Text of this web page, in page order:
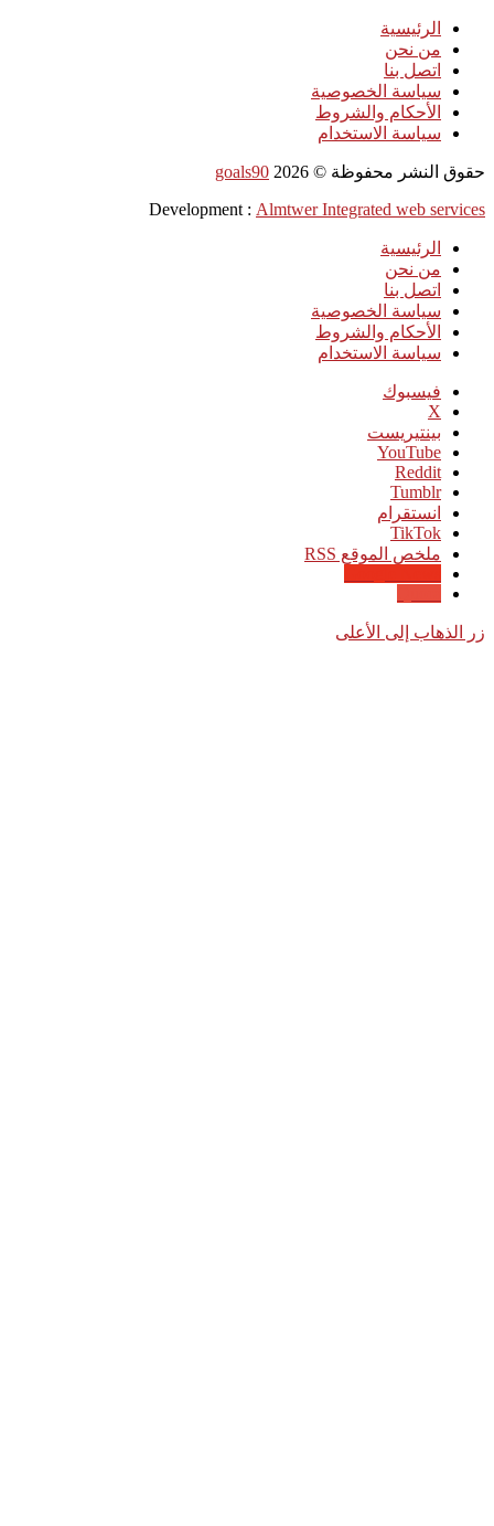
الرئيسية
من نحن
اتصل بنا
سياسة الخصوصية
الأحكام والشروط
سياسة الاستخدام
حقوق النشر محفوظة © goals90 2026
Development : Almtwer Integrated web services
الرئيسية
من نحن
اتصل بنا
سياسة الخصوصية
الأحكام والشروط
سياسة الاستخدام
فيسبوك
‫X
بينتيريست
‫YouTube
انستقرام
‫TikTok
ملخص الموقع RSS
زر الذهاب إلى الأعلى